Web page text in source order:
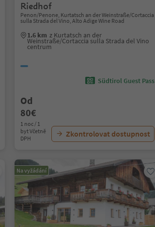
Riedhof
Penon/Penone, Kurtatsch an der Weinstraße/Cortaccia
sulla Strada del Vino, Alto Adige Wine Road
1.6 km z Kurtatsch an der
Weinstraße/Cortaccia sulla Strada del Vino
centrum
Südtirol Guest Pass
Od
80€
1 noc / 1
byt Včetně
DPH
Zkontrolovat dostupnost
Na vyžádání